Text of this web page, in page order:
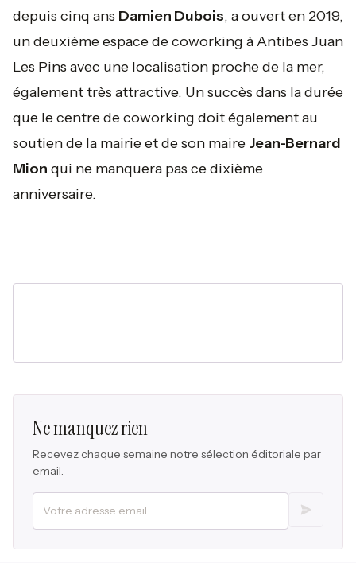
depuis cinq ans Damien Dubois, a ouvert en 2019,
un deuxième espace de coworking à Antibes Juan
Les Pins avec une localisation proche de la mer,
également très attractive. Un succès dans la durée
que le centre de coworking doit également au
soutien de la mairie et de son maire Jean-Bernard
Mion qui ne manquera pas ce dixième
anniversaire.
Ne manquez rien
Recevez chaque semaine notre sélection éditoriale par
email.